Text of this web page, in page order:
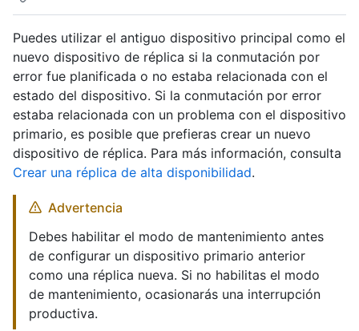
Puedes utilizar el antiguo dispositivo principal como el
nuevo dispositivo de réplica si la conmutación por
error fue planificada o no estaba relacionada con el
estado del dispositivo. Si la conmutación por error
estaba relacionada con un problema con el dispositivo
primario, es posible que prefieras crear un nuevo
dispositivo de réplica. Para más información, consulta
Crear una réplica de alta disponibilidad.
Advertencia
Debes habilitar el modo de mantenimiento antes
de configurar un dispositivo primario anterior
como una réplica nueva. Si no habilitas el modo
de mantenimiento, ocasionarás una interrupción
productiva.